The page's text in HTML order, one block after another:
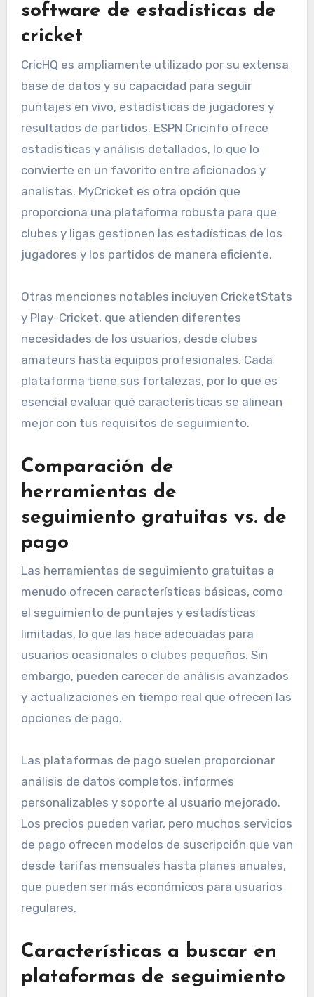
software de estadísticas de
cricket
CricHQ es ampliamente utilizado por su extensa
base de datos y su capacidad para seguir
puntajes en vivo, estadísticas de jugadores y
resultados de partidos. ESPN Cricinfo ofrece
estadísticas y análisis detallados, lo que lo
convierte en un favorito entre aficionados y
analistas. MyCricket es otra opción que
proporciona una plataforma robusta para que
clubes y ligas gestionen las estadísticas de los
jugadores y los partidos de manera eficiente.
Otras menciones notables incluyen CricketStats
y Play-Cricket, que atienden diferentes
necesidades de los usuarios, desde clubes
amateurs hasta equipos profesionales. Cada
plataforma tiene sus fortalezas, por lo que es
esencial evaluar qué características se alinean
mejor con tus requisitos de seguimiento.
Comparación de
herramientas de
seguimiento gratuitas vs. de
pago
Las herramientas de seguimiento gratuitas a
menudo ofrecen características básicas, como
el seguimiento de puntajes y estadísticas
limitadas, lo que las hace adecuadas para
usuarios ocasionales o clubes pequeños. Sin
embargo, pueden carecer de análisis avanzados
y actualizaciones en tiempo real que ofrecen las
opciones de pago.
Las plataformas de pago suelen proporcionar
análisis de datos completos, informes
personalizables y soporte al usuario mejorado.
Los precios pueden variar, pero muchos servicios
de pago ofrecen modelos de suscripción que van
desde tarifas mensuales hasta planes anuales,
que pueden ser más económicos para usuarios
regulares.
Características a buscar en
plataformas de seguimiento